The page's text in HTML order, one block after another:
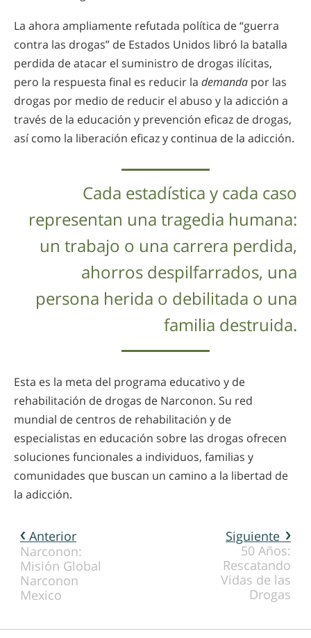
La ahora ampliamente refutada política de “guerra
contra las drogas” de Estados Unidos libró la batalla
perdida de atacar el suministro de drogas ilícitas,
pero la respuesta final es reducir la demanda por las
drogas por medio de reducir el abuso y la adicción a
través de la educación y prevención eficaz de drogas,
así como la liberación eficaz y continua de la adicción.
Cada estadística y cada caso
representan una tragedia humana:
un trabajo o una carrera perdida,
ahorros despilfarrados, una
persona herida o debilitada o una
familia destruida.
Esta es la meta del programa educativo y de
rehabilitación de drogas de Narconon. Su red
mundial de centros de rehabilitación y de
especialistas en educación sobre las drogas ofrecen
soluciones funcionales a individuos, familias y
comunidades que buscan un camino a la libertad de
la adicción.
Siguiente
50 Años:
Rescatando
Vidas de las
Drogas
Anterior
Narconon:
Misión Global